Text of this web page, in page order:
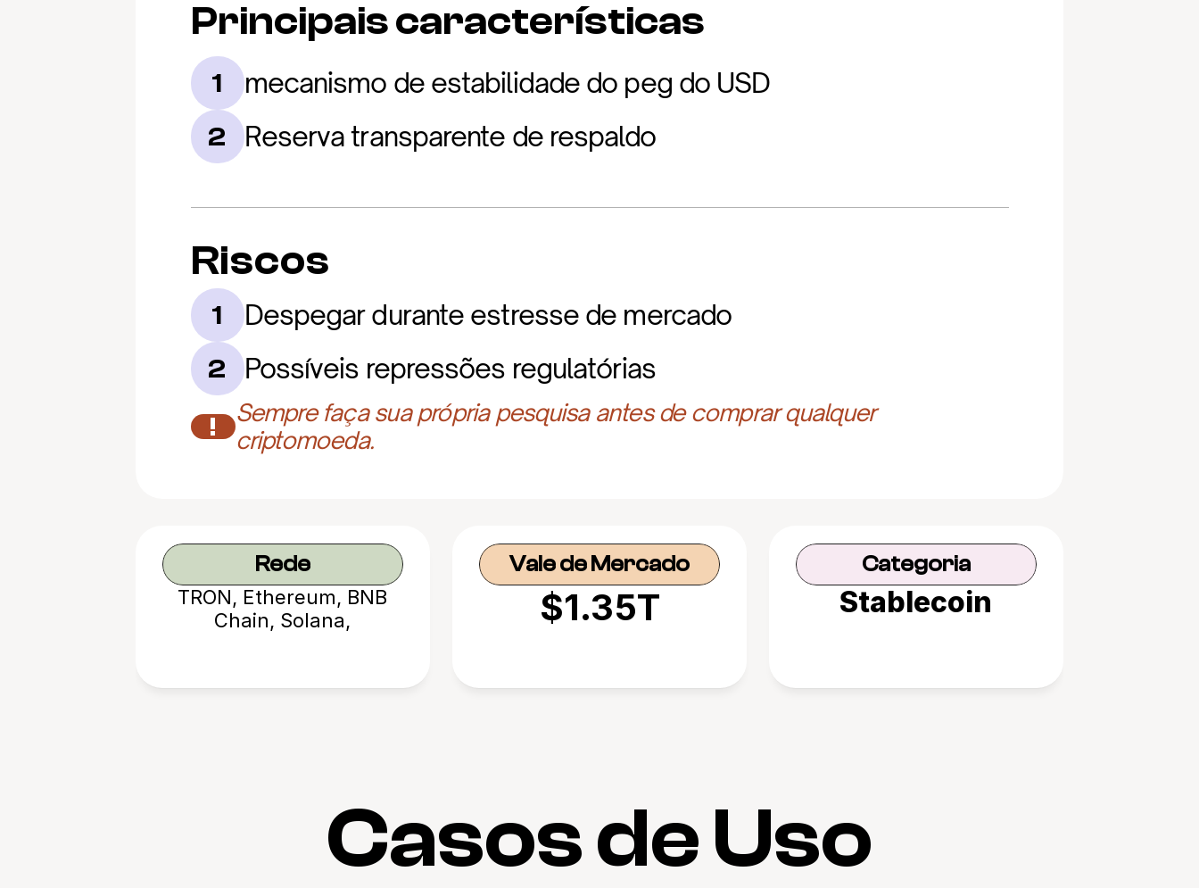
Principais características
1 mecanismo de estabilidade do peg do USD
2 Reserva transparente de respaldo
Riscos
1 Despegar durante estresse de mercado
2 Possíveis repressões regulatórias
!
Sempre faça sua própria pesquisa antes de comprar qualquer
criptomoeda.
Rede
TRON, Ethereum, BNB
Chain, Solana,
Vale de Mercado
$1.35T
Categoria
Stablecoin
Casos de Uso